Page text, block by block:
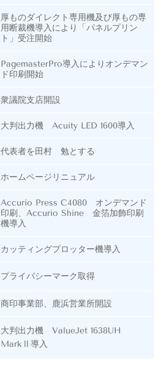
厚ものダイレクト専用機及び厚もの専
用断裁機導入により「パネルプリン
ト」受注開始
PagemasterPro導入によりオンデマン
ド印刷開始
衆議院支店開設
大判出力機 Acuity LED 1600導入
代表者を田村 勉とする
ホームページリニュアル
Accurio Press C4080 オンデマンド
印刷、Accurio Shine 金箔加飾印刷
機導入
カッティングプロッター機導入
プライバシーマーク取得
商印事業部、鹿浜営業所開設
大判出力機 ValueJet 1638UH
MarkⅡ導入